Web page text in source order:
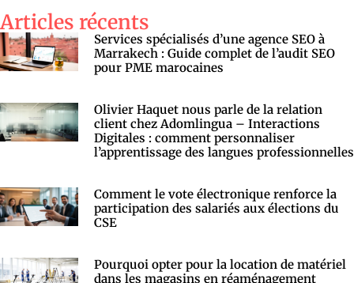
Articles récents
Services spécialisés d’une agence SEO à
Marrakech : Guide complet de l’audit SEO
pour PME marocaines
Olivier Haquet nous parle de la relation
client chez Adomlingua – Interactions
Digitales : comment personnaliser
l’apprentissage des langues professionnelles
Comment le vote électronique renforce la
participation des salariés aux élections du
CSE
Pourquoi opter pour la location de matériel
dans les magasins en réaménagement